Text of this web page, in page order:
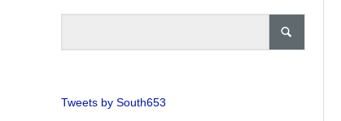
Tweets by South653